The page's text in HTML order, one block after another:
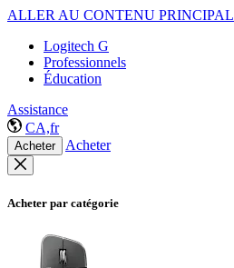
ALLER AU CONTENU PRINCIPAL
Logitech G
Professionnels
Éducation
Assistance
CA,fr
Acheter Acheter
Acheter par catégorie